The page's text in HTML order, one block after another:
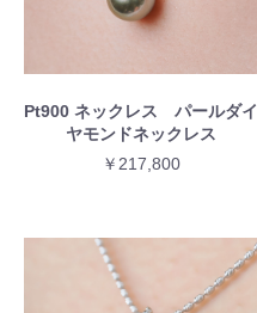
Pt900 ネックレス パールダイ
ヤモンドネックレス
￥217,800